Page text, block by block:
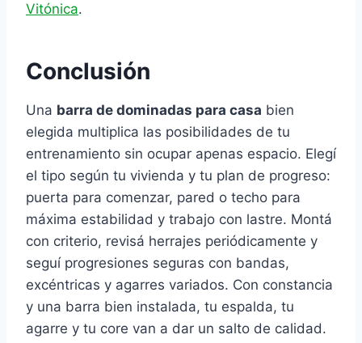
Vitónica.
Conclusión
Una barra de dominadas para casa bien
elegida multiplica las posibilidades de tu
entrenamiento sin ocupar apenas espacio. Elegí
el tipo según tu vivienda y tu plan de progreso:
puerta para comenzar, pared o techo para
máxima estabilidad y trabajo con lastre. Montá
con criterio, revisá herrajes periódicamente y
seguí progresiones seguras con bandas,
excéntricas y agarres variados. Con constancia
y una barra bien instalada, tu espalda, tu
agarre y tu core van a dar un salto de calidad.